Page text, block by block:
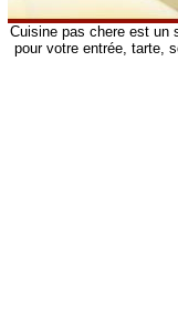
Cuisine pas chere est un
pour votre entrée, tarte,